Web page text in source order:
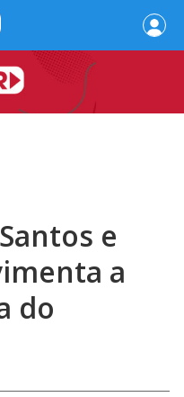
e
a
do